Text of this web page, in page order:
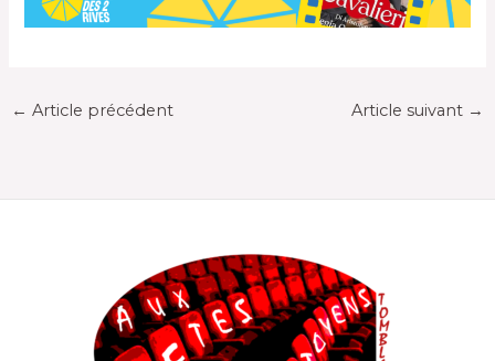
← Article précédent Article suivant →